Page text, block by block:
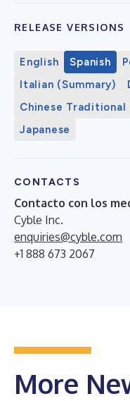
RELEASE VERSIONS
English Spanish
Italian (Summary)
Chinese Traditional
Japanese
CONTACTS
Contacto con los
Cyble Inc.
enquiries@cyble.com
+1 888 673 2067
More